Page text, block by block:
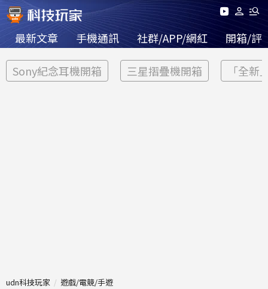
最新文章 手機通訊 社群/APP/網紅 開箱/評
Sony紀念耳機開箱 三星摺疊機開箱 「全新
udn科技玩家 遊戲/電競/手遊